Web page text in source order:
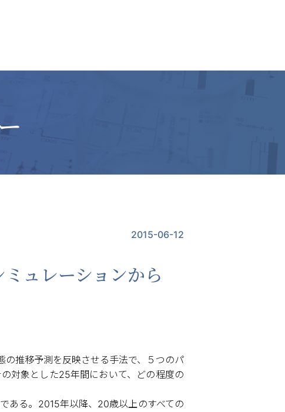
2015-06-12
ュレーションから
推移予測を反映させる手法で、５つのパ
対象とした25年間において、どの程度の
ある。2015年以降、20歳以上のすべての